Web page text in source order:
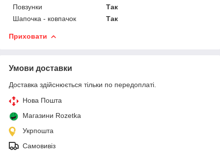
Повзунки
Так
Шапочка - ковпачок
Так
Приховати
Умови доставки
Доставка здійснюється тільки по передоплаті.
Нова Пошта
Магазини Rozetka
Укрпошта
Самовивіз